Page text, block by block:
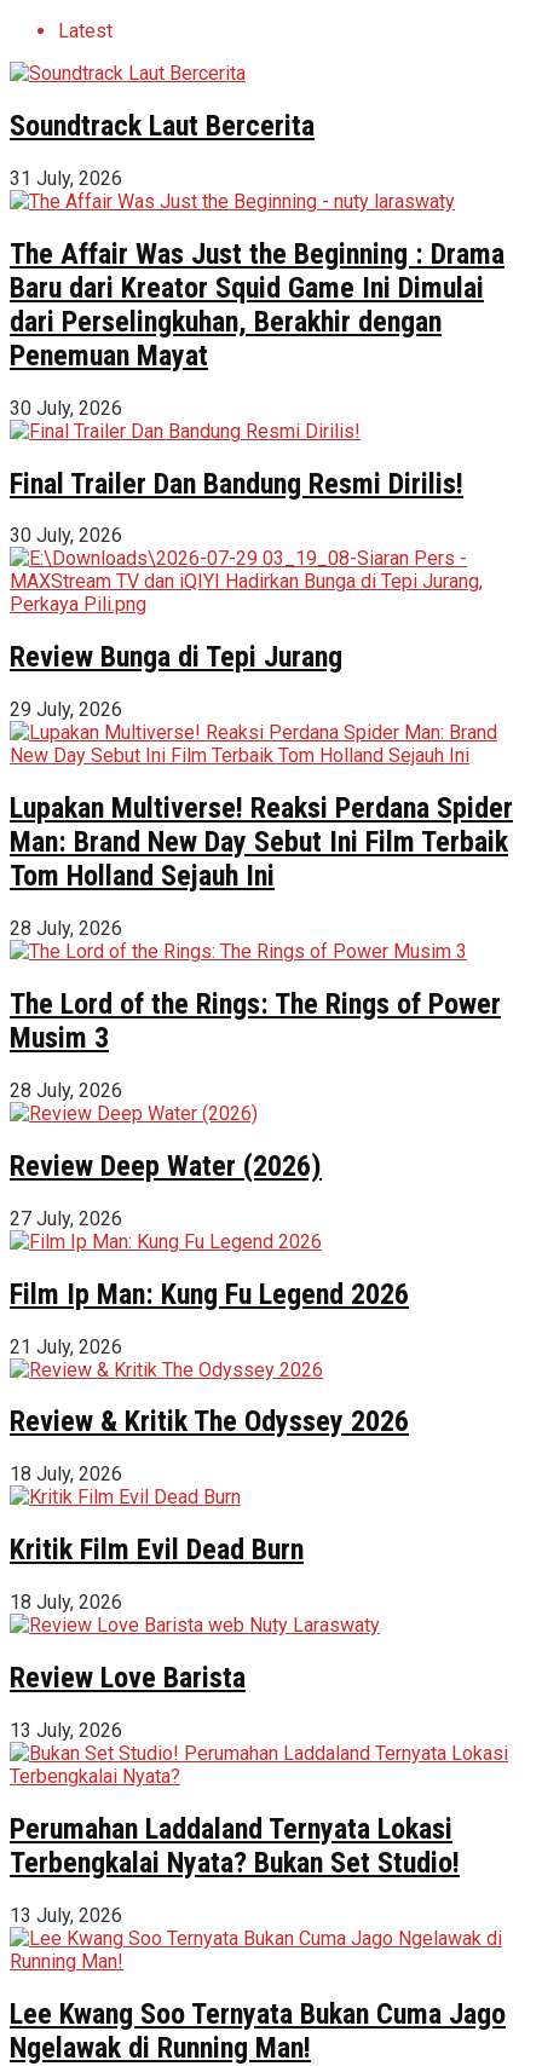
Latest
Soundtrack Laut Bercerita
31 July, 2026
The Affair Was Just the Beginning : Drama
Baru dari Kreator Squid Game Ini Dimulai
dari Perselingkuhan, Berakhir dengan
Penemuan Mayat
30 July, 2026
Final Trailer Dan Bandung Resmi Dirilis!
30 July, 2026
Review Bunga di Tepi Jurang
29 July, 2026
Lupakan Multiverse! Reaksi Perdana Spider
Man: Brand New Day Sebut Ini Film Terbaik
Tom Holland Sejauh Ini
28 July, 2026
The Lord of the Rings: The Rings of Power
Musim 3
28 July, 2026
Review Deep Water (2026)
27 July, 2026
Film Ip Man: Kung Fu Legend 2026
21 July, 2026
Review & Kritik The Odyssey 2026
18 July, 2026
Kritik Film Evil Dead Burn
18 July, 2026
Review Love Barista
13 July, 2026
Perumahan Laddaland Ternyata Lokasi
Terbengkalai Nyata? Bukan Set Studio!
13 July, 2026
Lee Kwang Soo Ternyata Bukan Cuma Jago
Ngelawak di Running Man!